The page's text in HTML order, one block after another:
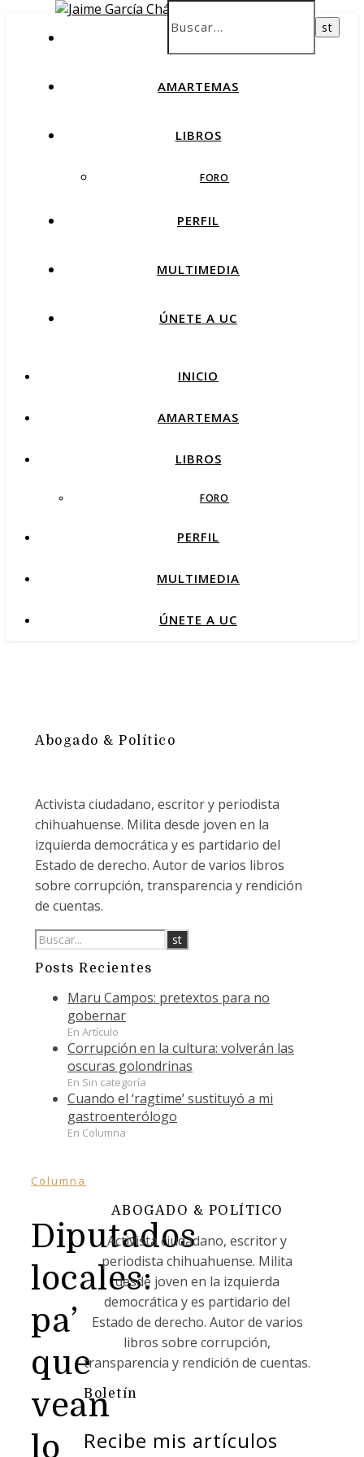
AMARTEMAS
LIBROS
FORO
PERFIL
MULTIMEDIA
ÚNETE A UC
INICIO
AMARTEMAS
LIBROS
FORO
PERFIL
MULTIMEDIA
ÚNETE A UC
Abogado & Político
Activista ciudadano, escritor y periodista
chihuahuense. Milita desde joven en la
izquierda democrática y es partidario del
Estado de derecho. Autor de varios libros
sobre corrupción, transparencia y rendición
de cuentas.
Posts Recientes
Maru Campos: pretextos para no
gobernar
En Artículo
Corrupción en la cultura: volverán las
oscuras golondrinas
En Sin categoría
Cuando el ‘ragtime’ sustituyó a mi
gastroenterólogo
En Columna
Columna
Diputados
locales:
pa’
que
vean
lo
ABOGADO & POLÍTICO
Activista ciudadano, escritor y
periodista chihuahuense. Milita
desde joven en la izquierda
democrática y es partidario del
Estado de derecho. Autor de varios
libros sobre corrupción,
transparencia y rendición de cuentas.
Boletín
Recibe mis artículos